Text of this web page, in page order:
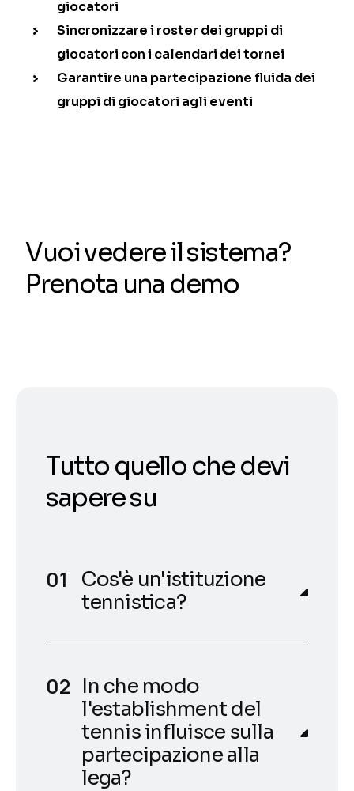
giocatori
Sincronizzare i roster dei gruppi di
giocatori con i calendari dei tornei
Garantire una partecipazione fluida dei
gruppi di giocatori agli eventi
Vuoi vedere il sistema?
Prenota una demo
Tutto quello che devi
sapere su
Cos'è un'istituzione
tennistica?
In che modo
l'establishment del
tennis influisce sulla
partecipazione alla
lega?